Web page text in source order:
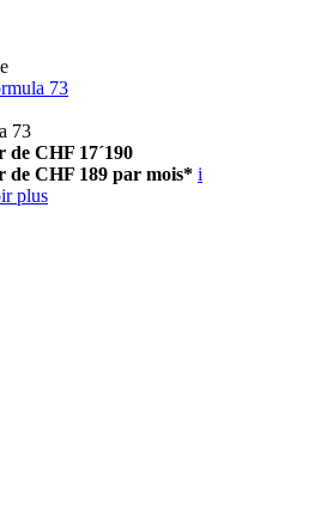
73
73
de CHF 17´190
de CHF 189 par mois* i
plus